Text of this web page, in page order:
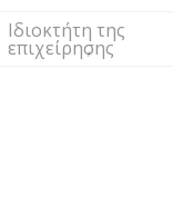
Ιδιοκτήτη της
επιχείρησης
,